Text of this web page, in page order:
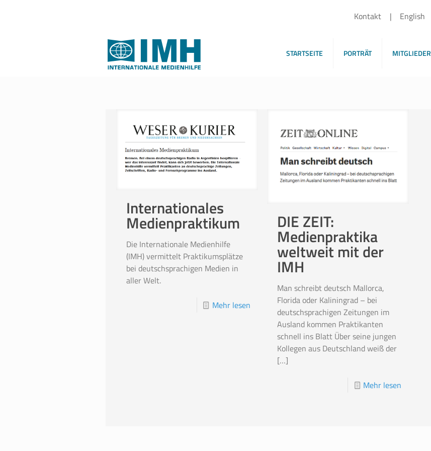
Kontakt English
STARTSEITE PORTRÄT MITGLIEDER
Internationales
Medienpraktikum
Die Internationale Medienhilfe
(IMH) vermittelt Praktikumsplätze
bei deutschsprachigen Medien in
aller Welt.
Mehr lesen
DIE ZEIT:
Medienpraktika
weltweit mit der
IMH
Man schreibt deutsch Mallorca,
Florida oder Kaliningrad – bei
deutschsprachigen Zeitungen im
Ausland kommen Praktikanten
schnell ins Blatt Über seine jungen
Kollegen aus Deutschland weiß der
[…]
Mehr lesen